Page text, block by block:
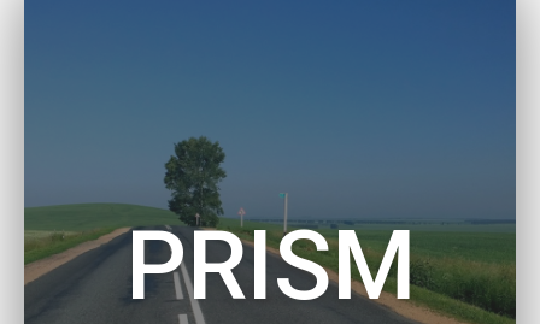
Digitalisez vos missions terrain avec PRISM,
notre solution modulaire dédiée aux
exploitants de la route.
PRISM